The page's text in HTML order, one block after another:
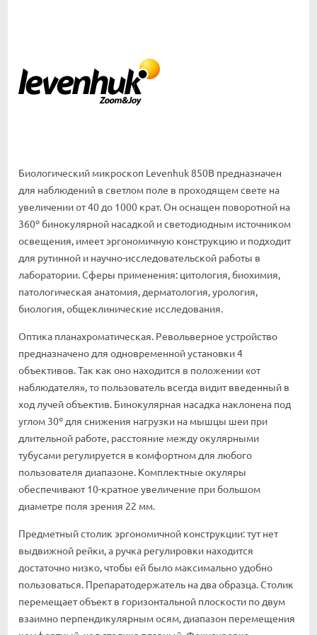
Биологический микроскоп Levenhuk 850B предназначен
для наблюдений в светлом поле в проходящем свете на
увеличении от 40 до 1000 крат. Он оснащен поворотной на
360º бинокулярной насадкой и светодиодным источником
освещения, имеет эргономичную конструкцию и подходит
для рутинной и научно-исследовательской работы в
лаборатории. Сферы применения: цитология, биохимия,
патологическая анатомия, дерматология, урология,
биология, общеклинические исследования.
Оптика планахроматическая. Револьверное устройство
предназначено для одновременной установки 4
объективов. Так как оно находится в положении «от
наблюдателя», то пользователь всегда видит введенный в
ход лучей объектив. Бинокулярная насадка наклонена под
углом 30º для снижения нагрузки на мышцы шеи при
длительной работе, расстояние между окулярными
тубусами регулируется в комфортном для любого
пользователя диапазоне. Комплектные окуляры
обеспечивают 10-кратное увеличение при большом
диаметре поля зрения 22 мм.
Предметный столик эргономичной конструкции: тут нет
выдвижной рейки, а ручка регулировки находится
достаточно низко, чтобы ей было максимально удобно
пользоваться. Препаратодержатель на два образца. Столик
перемещает объект в горизонтальной плоскости по двум
взаимно перпендикулярным осям, диапазон перемещения